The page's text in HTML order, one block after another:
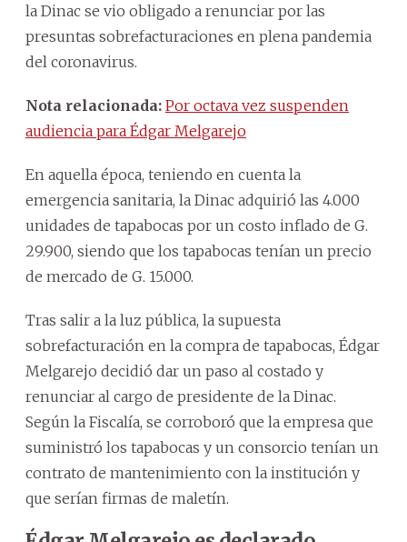
la Dinac se vio obligado a renunciar por las
presuntas sobrefacturaciones en plena pandemia
del coronavirus.
Nota relacionada: Por octava vez suspenden
audiencia para Édgar Melgarejo
En aquella época, teniendo en cuenta la
emergencia sanitaria, la Dinac adquirió las 4.000
unidades de tapabocas por un costo inflado de G.
29.900, siendo que los tapabocas tenían un precio
de mercado de G. 15.000.
Tras salir a la luz pública, la supuesta
sobrefacturación en la compra de tapabocas, Édgar
Melgarejo decidió dar un paso al costado y
renunciar al cargo de presidente de la Dinac.
Según la Fiscalía, se corroboró que la empresa que
suministró los tapabocas y un consorcio tenían un
contrato de mantenimiento con la institución y
que serían firmas de maletín.